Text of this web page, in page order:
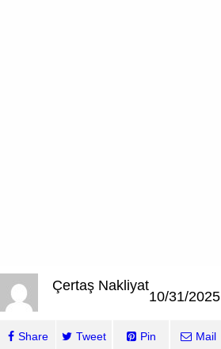
Çertaş Nakliyat
10/31/2025
Share Tweet Pin Mail